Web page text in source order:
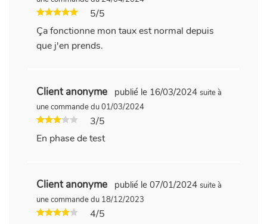
5/5
Ça fonctionne mon taux est normal depuis
que j'en prends.
Client anonyme publié le 16/03/2024suite à
une commande du 01/03/2024
3/5
En phase de test
Client anonyme publié le 07/01/2024suite à
une commande du 18/12/2023
4/5